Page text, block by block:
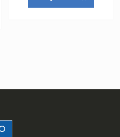
var: